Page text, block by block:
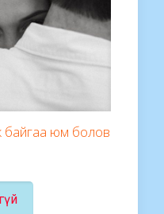
байгаа юм болов